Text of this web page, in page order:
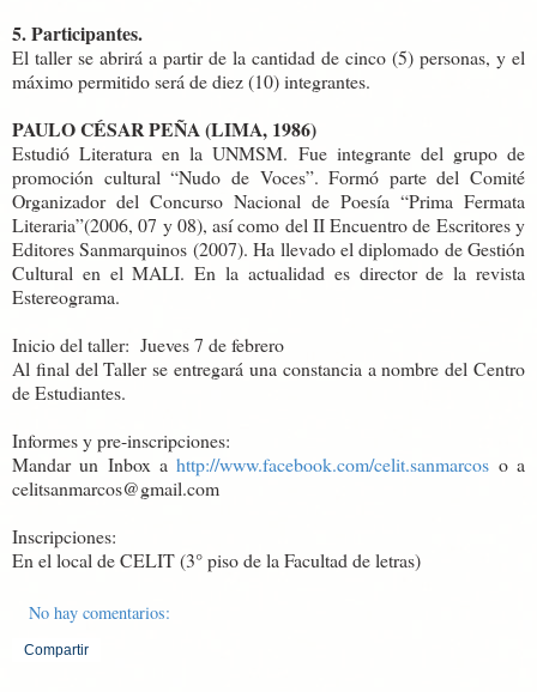
5. Participantes.
El taller se abrirá a partir de la cantidad de cinco (5) personas, y el
máximo permitido será de diez (10) integrantes.
PAULO CÉSAR PEÑA (LIMA, 1986)
Estudió Literatura en la UNMSM. Fue integrante del grupo de
promoción cultural “Nudo de Voces”. Formó parte del Comité
Organizador del Concurso Nacional de Poesía “Prima Fermata
Literaria”(2006, 07 y 08), así como del II Encuentro de Escritores y
Editores Sanmarquinos (2007). Ha llevado el diplomado de Gestión
Cultural en el MALI. En la actualidad es director de la revista
Estereograma.
Inicio del taller: Jueves 7 de febrero
Al final del Taller se entregará una constancia a nombre del Centro
de Estudiantes.
Informes y pre-inscripciones:
Mandar un Inbox ahttp://www.facebook.com/celit.sanmarcos o a
celitsanmarcos@gmail.com
Inscripciones:
En el local de CELIT (3° piso de la Facultad de letras)
No hay comentarios:
Compartir